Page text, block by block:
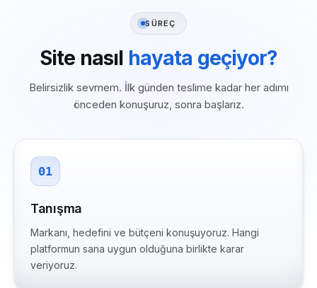
SÜREÇ
Site nasıl hayata geçiyor?
Belirsizlik sevmem. İlk günden teslime kadar her adımı
önceden konuşuruz, sonra başlarız.
01
Tanışma
Markanı, hedefini ve bütçeni konuşuyoruz. Hangi
platformun sana uygun olduğuna birlikte karar
veriyoruz.